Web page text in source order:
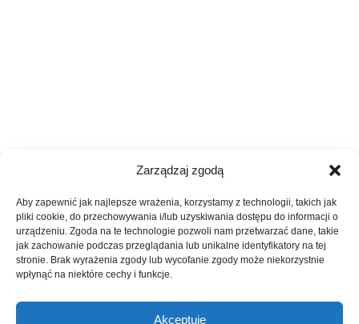
Zarządzaj zgodą
Aby zapewnić jak najlepsze wrażenia, korzystamy z technologii, takich jak
pliki cookie, do przechowywania i/lub uzyskiwania dostępu do informacji o
urządzeniu. Zgoda na te technologie pozwoli nam przetwarzać dane, takie
jak zachowanie podczas przeglądania lub unikalne identyfikatory na tej
stronie. Brak wyrażenia zgody lub wycofanie zgody może niekorzystnie
wpłynąć na niektóre cechy i funkcje.
Akceptuję